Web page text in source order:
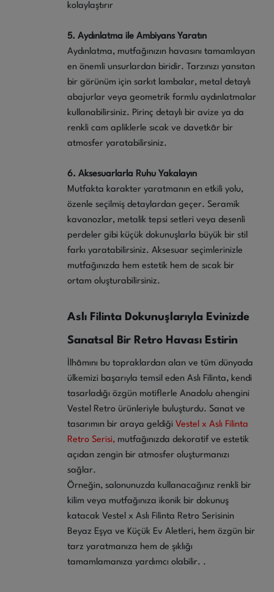
kolaylaştırır
5. Aydınlatma ile Ambiyans Yaratın
Aydınlatma, mutfağınızın havasını tamamlayan
en önemli unsurlardan biridir. Tarzınızı yansıtan
bir görünüm için sarkıt lambalar, metal detaylı
abajurlar veya geometrik formlu aydınlatmalar
kullanabilirsiniz. Pirinç detaylı bir avize ya da
renkli cam apliklerle sıcak ve davetkâr bir
atmosfer yaratabilirsiniz.
6. Aksesuarlarla Ruhu Yakalayın
Mutfakta karakter yaratmanın en etkili yolu,
özenle seçilmiş detaylardan geçer. Seramik
kavanozlar, metalik tepsi setleri veya desenli
perdeler gibi küçük dokunuşlarla büyük bir stil
farkı yaratabilirsiniz. Aksesuar seçimlerinizle
mutfağınızda hem estetik hem de sıcak bir
ortam oluşturabilirsiniz.
Aslı Filinta Dokunuşlarıyla Evinizde
Sanatsal Bir Retro Havası Estirin
İlhâmını bu topraklardan alan ve tüm dünyada
ülkemizi başarıyla temsil eden Aslı Filinta, kendi
tasarladığı özgün motiflerle Anadolu ahengini
Vestel Retro ürünleriyle buluşturdu. Sanat ve
tasarımın bir araya geldiği Vestel x Aslı Filinta
Retro Serisi, mutfağınızda dekoratif ve estetik
açıdan zengin bir atmosfer oluşturmanızı
sağlar.
Örneğin, salonunuzda kullanacağınız renkli bir
kilim veya mutfağınıza ikonik bir dokunuş
katacak Vestel x Aslı Filinta Retro Serisinin
Beyaz Eşya ve Küçük Ev Aletleri, hem özgün bir
tarz yaratmanıza hem de şıklığı
tamamlamanıza yardımcı olabilir. .